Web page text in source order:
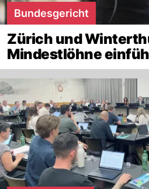
aussuchen einer fremden
überschreitet die
Stadtregierung.
Bundesgericht
Zürich und
Mindestlöhne